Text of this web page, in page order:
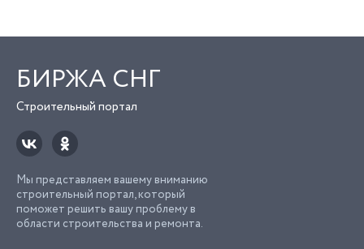
БИРЖА СНГ
Строительный портал
Мы представляем вашему вниманию
строительный портал, который
поможет решить вашу проблему в
области строительства и ремонта.